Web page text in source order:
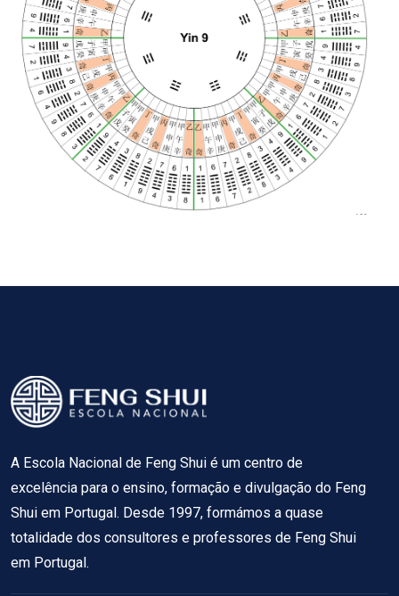
A Escola Nacional de Feng Shui é um centro de
excelência para o ensino, formação e divulgação do Feng
Shui em Portugal. Desde 1997, formámos a quase
totalidade dos consultores e professores de Feng Shui
em Portugal.